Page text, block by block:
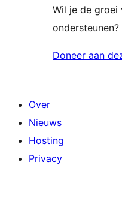
Wil je de groei
ondersteunen?
Doneer aan
Over
Nieuws
Hosting
Privacy